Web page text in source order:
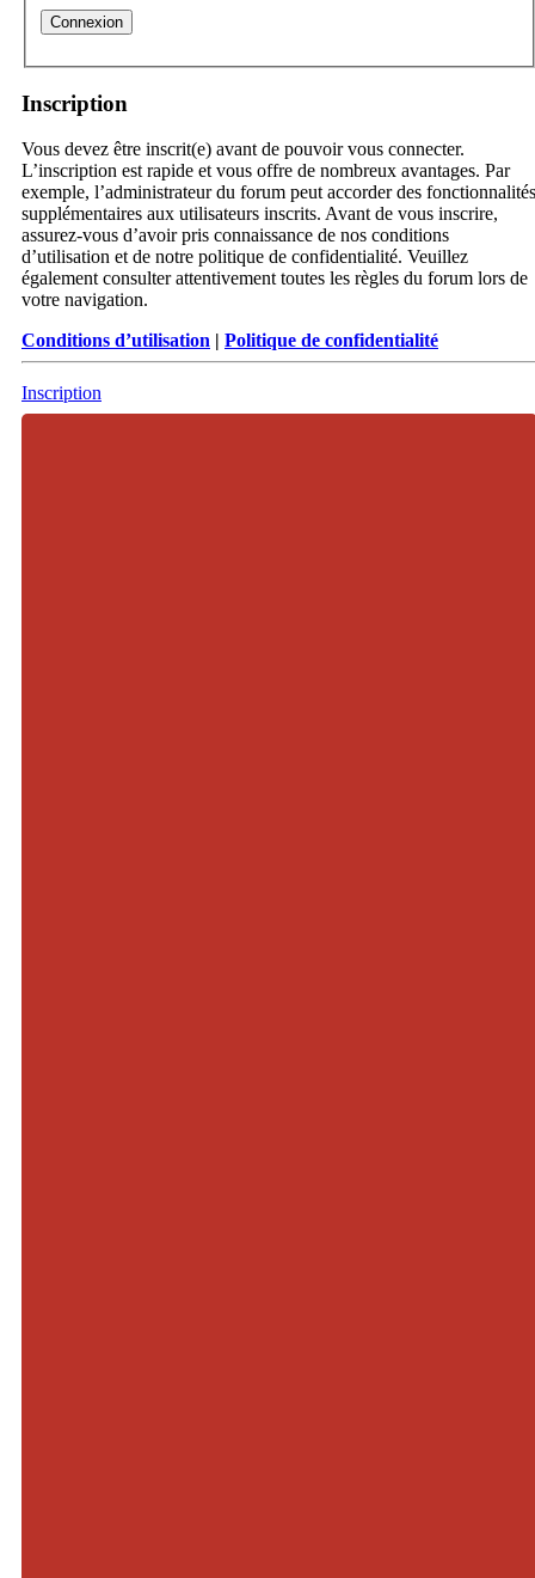
Inscription
Vous devez être inscrit(e) avant de pouvoir vous connecter.
L’inscription est rapide et vous offre de nombreux avantages. Par
exemple, l’administrateur du forum peut accorder des fonctionnalités
supplémentaires aux utilisateurs inscrits. Avant de vous inscrire,
assurez-vous d’avoir pris connaissance de nos conditions
d’utilisation et de notre politique de confidentialité. Veuillez
également consulter attentivement toutes les règles du forum lors de
votre navigation.
Conditions d’utilisation | Politique de confidentialité
Inscription